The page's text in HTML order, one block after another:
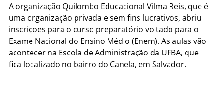
A organização Quilombo Educacional Vilma Reis, que é
uma organização privada e sem fins lucrativos, abriu
inscrições para o curso preparatório voltado para o
Exame Nacional do Ensino Médio (Enem). As aulas vão
acontecer na Escola de Administração da UFBA, que
fica localizado no bairro do Canela, em Salvador.